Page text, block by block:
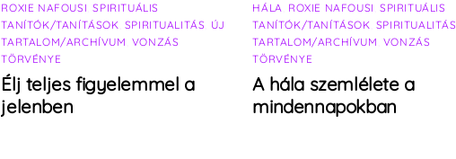
ROXIE NAFOUSI ,SPIRITUÁLIS
TANÍTÓK/TANÍTÁSOK SPIRITUALITÁS ÚJ
TARTALOM/ARCHÍVUM VONZÁS
TÖRVÉNYE
Élj teljes figyelemmel a
jelenben
HÁLA ROXIE NAFOUSI SPIRITUÁLIS
TANÍTÓK/TANÍTÁSOK SPIRITUALITÁS
TARTALOM/ARCHÍVUM VONZÁS
TÖRVÉNYE
A hála szemlélete a
mindennapokban